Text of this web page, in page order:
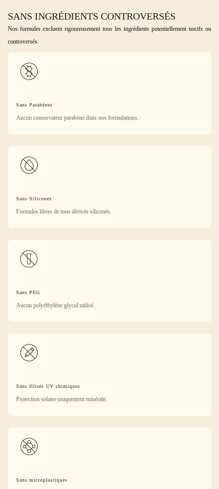
SANS INGRÉDIENTS CONTROVERSÉS
Nos formules excluent rigoureusement tous les ingrédients potentiellement nocifs ou
controversés.
Sans Parabènes
Aucun conservateur parabène dans nos formulations.
Sans Silicones
Formules libres de tous dérivés siliconés.
Sans PEG
Aucun polyéthylène glycol utilisé.
Sans filtres UV chimiques
Protection solaire uniquement minérale.
Sans microplastiques